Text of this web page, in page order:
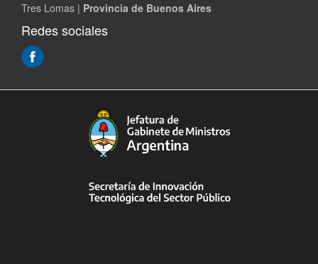
Tres Lomas | Provincia de Buenos Aires
Redes sociales